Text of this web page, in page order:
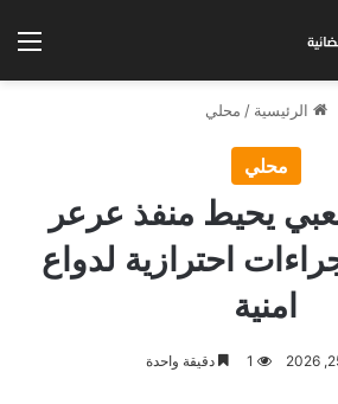
الرئيسية / محلي
محلي
يحيط منفذ عرعر
احترازية لدواع
امنية
1 دقيقة واحدة